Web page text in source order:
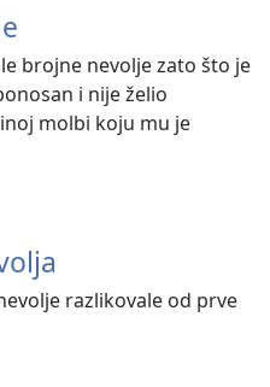
brojne nevolje zato što je
i nije želio
molbi koju mu je
razlikovale od prve